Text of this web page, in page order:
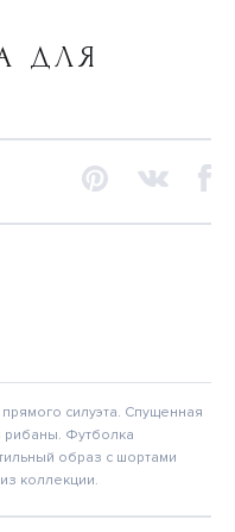
ДЛЯ
силуэта. Спущенная
рибаны. Футболка
образ с шортами
коллекции.